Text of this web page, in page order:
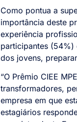
Como pontua a
importância deste
experiência
participantes (54%)
dos jovens,
“O Prêmio CIEE
transformadores,
empresa em que
estagiários